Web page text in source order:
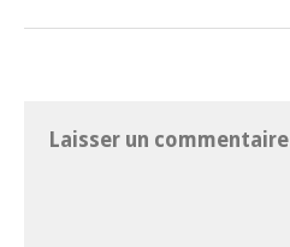
Laisser un commentaire